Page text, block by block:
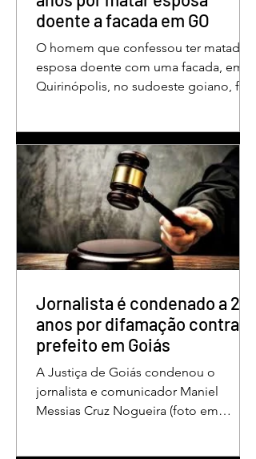
doente a facada em GO
O homem que confessou ter matado a
esposa doente com uma facada, em
Quirinópolis, no sudoeste goiano, foi
em outubro de 2025, na casa do casal.
À época, Cléria Rosa de Moraes se
recuperava de um Acidente Vascular
Cerebral (AVC) e estava em condição
de fragilidade física. De acordo com o
processo, Cléria foi morta com um
único golpe de faca no pescoço,
repousando, desferido pelo
Jornalista é condenado a 2
anos por difamação contra
prefeito em Goiás
A Justiça de Goiás condenou o
jornalista e comunicador Maniel
Messias Cruz Nogueira (foto em